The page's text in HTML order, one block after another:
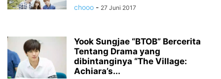
chooo - 27 Juni 2017
Yook Sungjae “BTOB” Bercerita
Tentang Drama yang
dibintanginya “The Village:
Achiara’s...